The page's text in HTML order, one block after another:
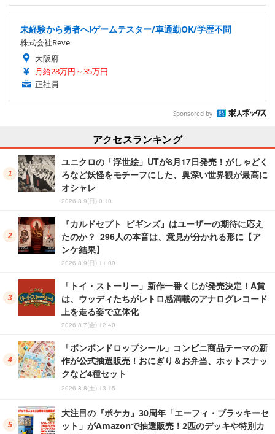
未経験から勇者へ!ゲームテスター/車通勤OK/学歴不問
株式会社Reve
大阪府
月給28万円～35万円
正社員
Sponsored by
アクセスランキング
ユニクロの「浮世絵」UTが8月17日発売！がしゃどく
ろなど妖怪をモチーフにした、奥深い世界観が最高に
オシャレ
2026.8.9(日) 0:10
『カルドセプト ビギンズ』はユーザーの期待に応え
たのか？ 296人の本音は、意見が分かれる形に【ア
ンケ結果】
2026.8.9(日) 11:00
「トイ・ストーリー」新作一番くじが発売決定！A賞
は、ウッディたちがレトロ感満載のアナログレコード
上を走る姿で立体化
2026.8.7(金) 12:40
「ボンボンドロップシール」コンビニ商品テーマの新
作が公式抽選販売！おにぎり＆お弁当、ホットスナッ
クなど4種セット
2026.8.8(土) 13:15
大注目の『ポケカ』30周年「エーフィ・ブラッキーセ
ット」がAmazonで抽選販売！2匹のデッキや特別カ